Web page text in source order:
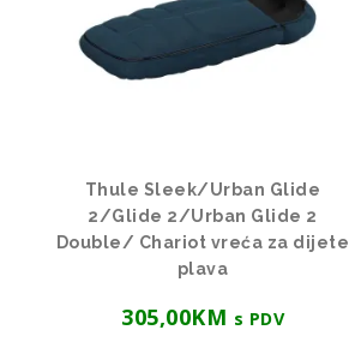
Thule Sleek/Urban Glide
2/Glide 2/Urban Glide 2
Double/ Chariot vreća za dijete
plava
305,00KM s PDV